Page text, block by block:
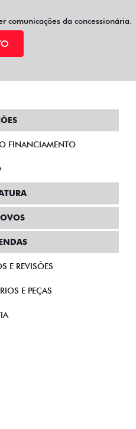
comunicações da concessionária.
FINANCIAMENTO
E REVISÕES
E PEÇAS